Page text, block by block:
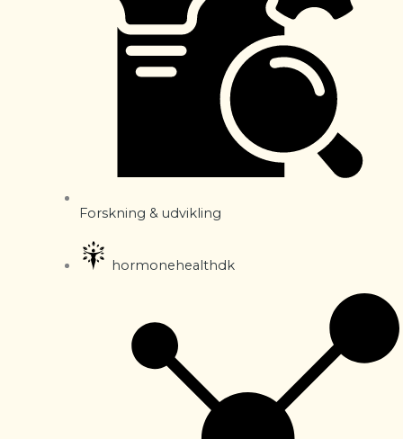
Forskning & udvikling
hormonehealthdk